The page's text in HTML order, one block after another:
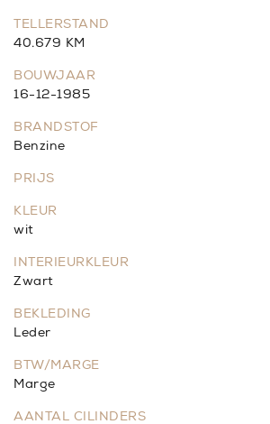
TELLERSTAND
40.679 KM
BOUWJAAR
16-12-1985
BRANDSTOF
Benzine
PRIJS
KLEUR
wit
INTERIEURKLEUR
Zwart
BEKLEDING
Leder
BTW/MARGE
Marge
AANTAL CILINDERS